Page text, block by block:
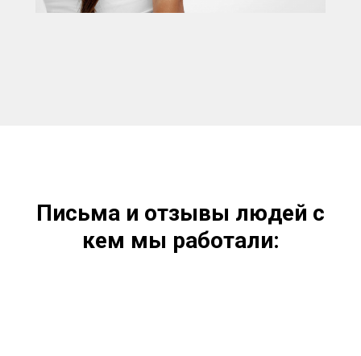
Письма и отзывы людей с
кем мы работали: